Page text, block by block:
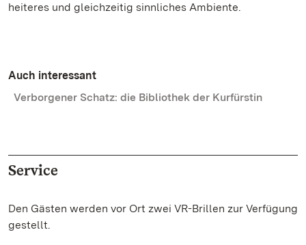
heiteres und gleichzeitig sinnliches Ambiente.
Auch interessant
Verborgener Schatz: die Bibliothek der Kurfürstin
Service
Den Gästen werden vor Ort zwei VR-Brillen zur Verfügung
gestellt.